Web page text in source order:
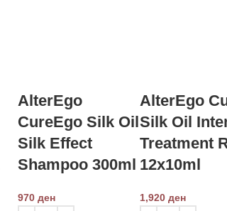
AlterEgo
CureEgo Silk Oil
Silk Effect
Shampoo 300ml
970 ден
AlterEgo
Silk Oil
Treatment
12x10ml
1,920 ден